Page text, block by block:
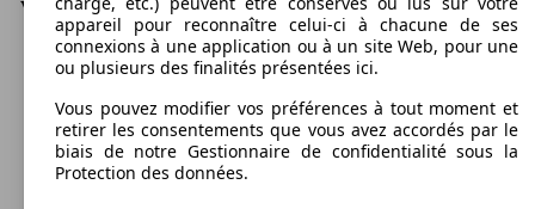
Vitesse maximale (km/h) 164 km/h
Nombre de vitesses
5
Couple
148 nm
Carburant
Essence
Cylindres
4
Transmission
Boîte manuelle
appareil pour reconnaître celui-ci à chacune de ses
connexions à une application ou à un site Web, pour une
ou plusieurs des finalités présentées ici.
Vous pouvez modifier vos préférences à tout moment et
retirer les consentements que vous avez accordés par le
biais de notre Gestionnaire de confidentialité sous la
Protection des données.